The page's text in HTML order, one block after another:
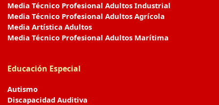
Media Técnico Profesional Adultos Industrial
Media Técnico Profesional Adultos Agrícola
Media Artística Adultos
Media Técnico Profesional Adultos Marítima
Educación Especial
Autismo
Discapacidad Auditiva